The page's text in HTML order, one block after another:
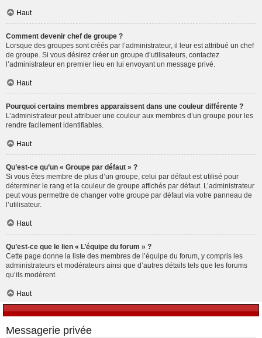
Haut
Comment devenir chef de groupe ?
Lorsque des groupes sont créés par l’administrateur, il leur est attribué un chef
de groupe. Si vous désirez créer un groupe d’utilisateurs, contactez
l’administrateur en premier lieu en lui envoyant un message privé.
Haut
Pourquoi certains membres apparaissent dans une couleur différente ?
L’administrateur peut attribuer une couleur aux membres d’un groupe pour les
rendre facilement identifiables.
Haut
Qu’est-ce qu’un « Groupe par défaut » ?
Si vous êtes membre de plus d’un groupe, celui par défaut est utilisé pour
déterminer le rang et la couleur de groupe affichés par défaut. L’administrateur
peut vous permettre de changer votre groupe par défaut via votre panneau de
l’utilisateur.
Haut
Qu’est-ce que le lien « L’équipe du forum » ?
Cette page donne la liste des membres de l’équipe du forum, y compris les
administrateurs et modérateurs ainsi que d’autres détails tels que les forums
qu’ils modèrent.
Haut
Messagerie privée